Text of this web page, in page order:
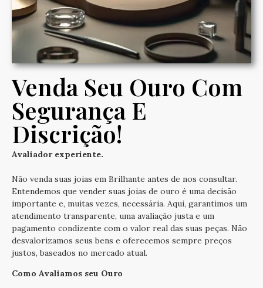
Venda Seu Ouro Com
Segurança E
Discrição!
Avaliador experiente.
Não venda suas joias em Brilhante antes de nos consultar.
Entendemos que vender suas joias de ouro é uma decisão
importante e, muitas vezes, necessária. Aqui, garantimos um
atendimento transparente, uma avaliação justa e um
pagamento condizente com o valor real das suas peças. Não
desvalorizamos seus bens e oferecemos sempre preços
justos, baseados no mercado atual.
Como Avaliamos seu Ouro